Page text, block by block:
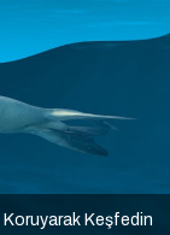
Koruyarak Keşfedin